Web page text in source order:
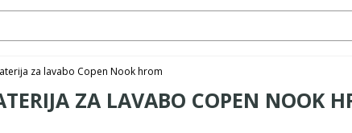
za lavabo Copen Nook hrom
ZA LAVABO COPEN NOOK